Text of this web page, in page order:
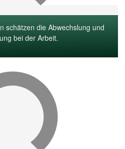
schätzen die Abwechslung und
bei der Arbeit.